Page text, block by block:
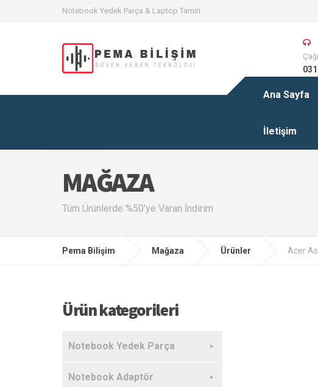
Notebook Yedek Parça & Laptop Tamiri
Ana Sayfa
İletişim
MAĞAZA
Tüm Ürünlerde %50'ye Varan İndirim
Pema Bilişim Mağaza Ürünler Acer
Ürün kategorileri
Notebook Yedek Parça
Notebook Adaptör